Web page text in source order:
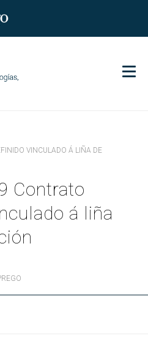
VINCULADO Á LIÑA DE
Contrato
á liña